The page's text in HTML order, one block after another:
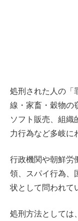
処刑された人の「
線・家畜・穀物の
ソフト販売、組織
力行為など多岐に
行政機関や朝鮮労
領、スパイ行為、
状として問われて
処刑方法としては